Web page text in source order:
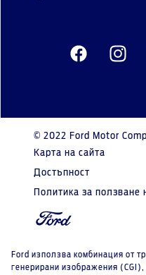
© 2022 Ford Motor
Карта на сайта
Достъпност
Политика за ползване
Ford използва комбинация от
генерирани изображения